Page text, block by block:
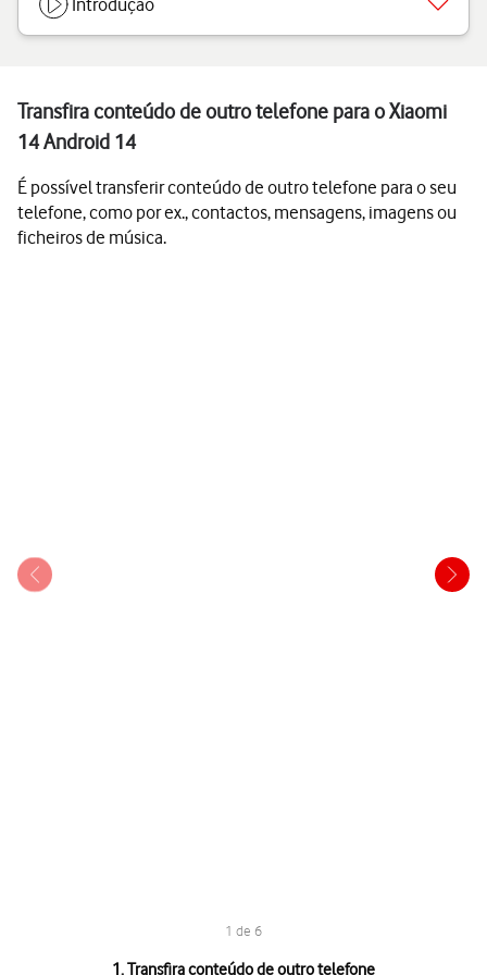
Introdução
Transfira conteúdo de outro telefone para o Xiaomi
14 Android 14
É possível transferir conteúdo de outro telefone para o seu
telefone, como por ex., contactos, mensagens, imagens ou
ficheiros de música.
1 de 6
1. Transfira conteúdo de outro telefone